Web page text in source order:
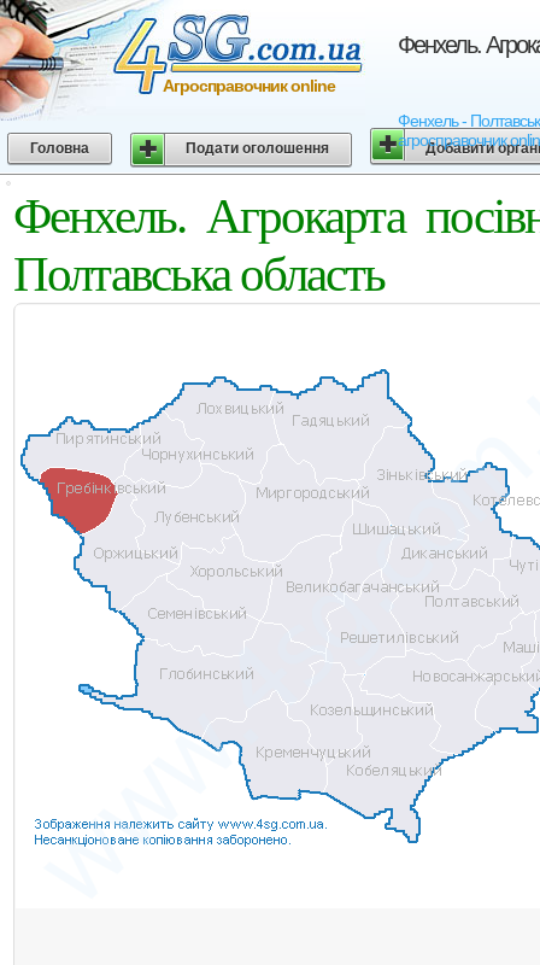
Фенхель.
Фенхель -
агросправочник
Агросправочник online
Головна Подати оголошення Добавити
Фенхель. Агрокарта
Полтавська область